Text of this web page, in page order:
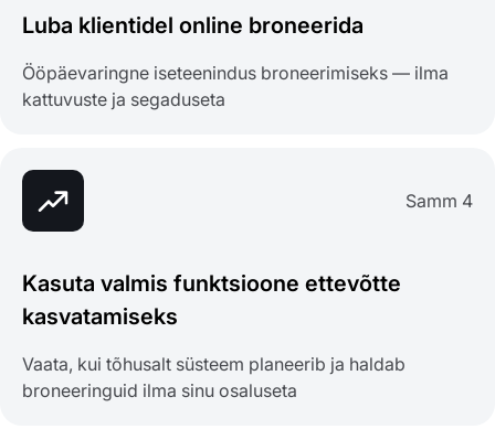
Luba klientidel online broneerida
Ööpäevaringne iseteenindus broneerimiseks — ilma
kattuvuste ja segaduseta
Samm 4
Kasuta valmis funktsioone ettevõtte
kasvatamiseks
Vaata, kui tõhusalt süsteem planeerib ja haldab
broneeringuid ilma sinu osaluseta